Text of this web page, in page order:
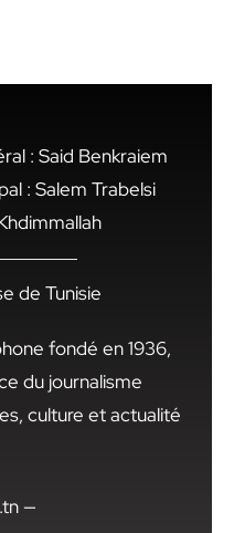
: Said Benkraiem
: Salem Trabelsi
de Tunisie
fondé en 1936,
du journalisme
culture et actualité
—